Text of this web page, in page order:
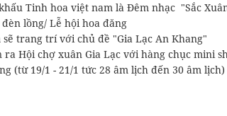
Tinh hoa việt nam là Đêm nhạc "Sắc
lồng/ Lễ hội hoa đăng
trang trí với chủ đề "Gia Lạc An Khang"
ra Hội chợ xuân Gia Lạc với hàng chục mini
(từ 19/1 - 21/1 tức 28 âm lịch đến 30 âm